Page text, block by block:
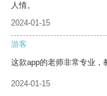
人情。
2024-01-15
游客
这款app的老师非常专业，
2024-01-15